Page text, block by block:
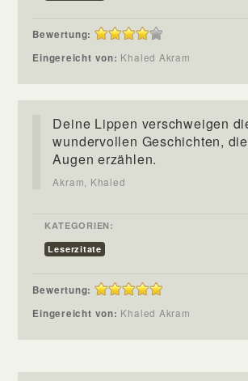
Bewertung:
Eingereicht von: Khaled Akram
Deine Lippen verschweigen
wundervollen Geschichten,
Augen erzählen.
Akram, Khaled
KATEGORIEN:
Leserzitate
Bewertung:
Eingereicht von: Khaled Akram